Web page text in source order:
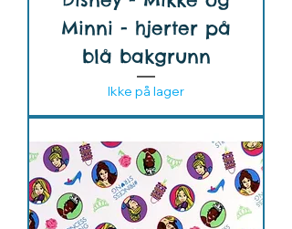
Minni - hjerter på
blå bakgrunn
Ikke på lager